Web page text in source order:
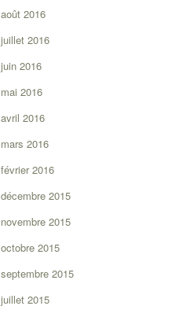
août 2016
juillet 2016
juin 2016
mai 2016
avril 2016
mars 2016
février 2016
décembre 2015
novembre 2015
octobre 2015
septembre 2015
juillet 2015